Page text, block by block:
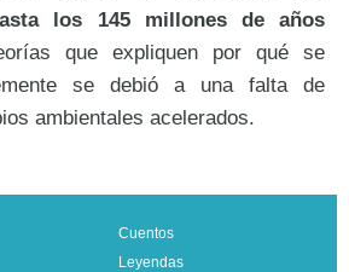
los 145 millones de años
que expliquen por qué se
se debió a una falta de
ambientales acelerados.
Cuentos
Leyendas